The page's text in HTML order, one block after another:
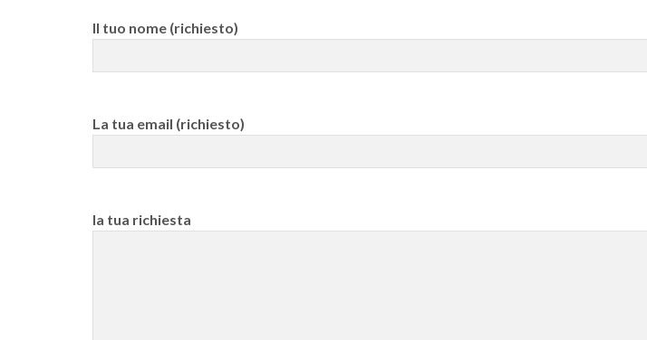
Il tuo nome (richiesto)
La tua email (richiesto)
la tua richiesta